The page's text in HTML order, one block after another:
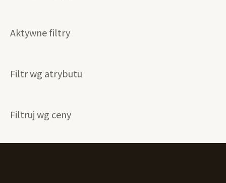
Aktywne filtry
Filtr wg atrybutu
Filtruj wg ceny